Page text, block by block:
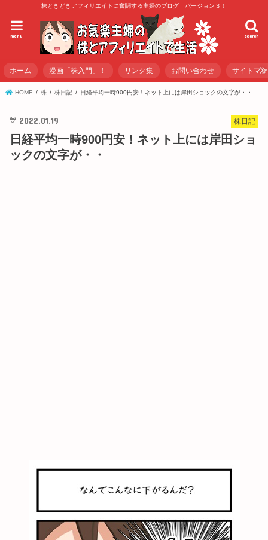
株ときどきアフィリエイトに奮闘する主婦のブログ バージョン３！
search
menu
ホーム 漫画「株入門」！ リンク集 お問い合わせ サイトマ
HOME 株 株日記 日経平均一時900円安！ネット上には岸田ショックの文字が・・
株日記
2022.01.19
日経平均一時900円安！ネット上には岸田ショ
ックの文字が・・